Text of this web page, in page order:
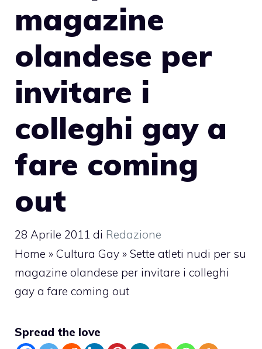
magazine
olandese per
invitare i
colleghi gay a
fare coming
out
28 Aprile 2011 di Redazione
Home » Cultura Gay » Sette atleti nudi per su
magazine olandese per invitare i colleghi
gay a fare coming out
Spread the love